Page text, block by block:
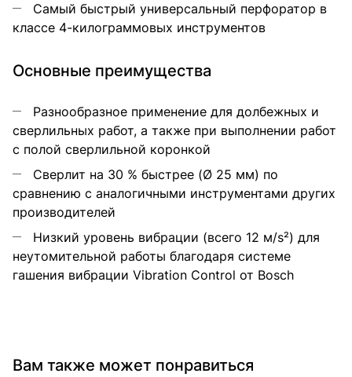
Самый быстрый универсальный перфоратор в
классе 4-килограммовых инструментов
Основные преимущества
Разнообразное применение для долбежных и
сверлильных работ, а также при выполнении работ
с полой сверлильной коронкой
Сверлит на 30 % быстрее (Ø 25 мм) по
сравнению с аналогичными инструментами других
производителей
Низкий уровень вибрации (всего 12 м/s²) для
неутомительной работы благодаря системе
гашения вибрации Vibration Control от Bosch
Вам также может понравиться